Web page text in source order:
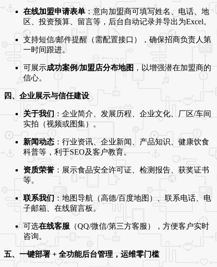
在线加盟申请表单：意向加盟商可填写姓名、电话、地
区、投资预算、留言等，后台自动记录并导出为Excel。
支持短信/邮件提醒（需配置接口），确保招商负责人第
一时间跟进。
可展示成功案例/加盟店分布地图 ，以增强潜在加盟商的
信心。
四、企业展示与信任建设
关于我们：企业简介、发展历程、企业文化、厂区/车间
实拍（视频或图集）。
新闻动态 ：行业资讯、企业新闻、产品知识、健康饮食
科普等，利于SEO及客户教育。
资质荣誉 ：展示食品安全许可证、检测报告、获奖证书
等。
联系我们：地图导航（高德/百度地图）、联系电话、电
子邮箱、在线留言板。
可选在线客服 （QQ/微信/第三方客服），方便客户实时
咨询。
五、一键部署 + 全功能后台管理，运维零门槛